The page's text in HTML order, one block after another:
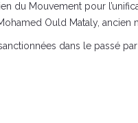
du Mouvement pour
Ould Mataly, ancien
dans le passé